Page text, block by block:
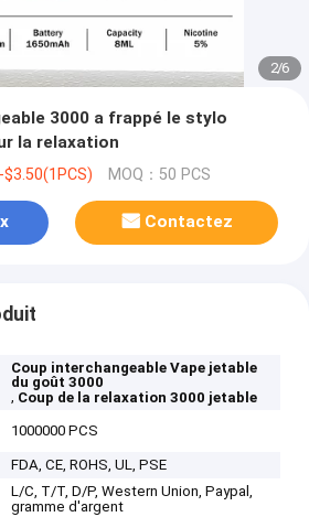
2/6
3000 a frappé le stylo
la relaxation
MOQ：50 PCS
Contactez
Coup interchangeable Vape jetable
du goût 3000
, Coup de la relaxation 3000 jetable
1000000 PCS
FDA, CE, ROHS, UL, PSE
L/C, T/T, D/P, Western Union, Paypal,
gramme d'argent